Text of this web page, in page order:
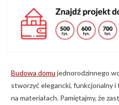
KALKULATOR BUDOWY
BLOG
O NAS
KONAKT
ZAPISZ SIĘ
Budowa domu jednorodzinnego
stworzyć elegancki, funkcjonalny i
na materiałach. Pamiętajmy, że